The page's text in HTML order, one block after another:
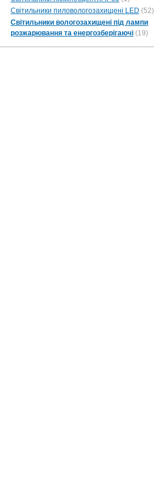
Світильники пиловологозахищені LED (52)
Світильники вологозахищені під лампи
розжарювання та енергозберігаючі (19)